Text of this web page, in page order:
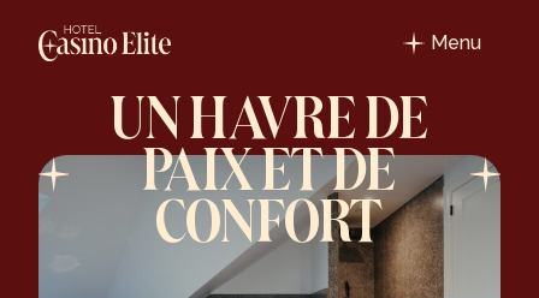
content
Menu
UN HAVRE DE
PAIX ET DE
CONFORT